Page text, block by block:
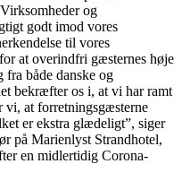
og
godt imod vores
til vores
at overindfri gæsternes høje
både danske og
bekræfter os i, at vi har ramt
vi, at forretningsgæsterne
er ekstra glædeligt”, siger
på Marienlyst Strandhotel,
en midlertidig Corona-